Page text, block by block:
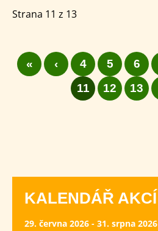
Strana 11 z 13
« ‹ 4 5 6
11
12 13
KALENDÁŘ AKCÍ
29. června 2026 - 31. srpna 2026